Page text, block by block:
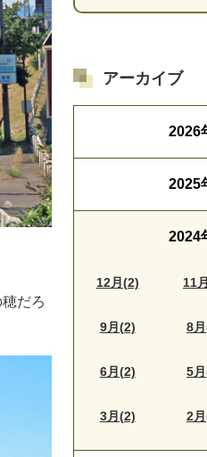
だろ
アーカイブ
2026
2025
2024
12月(2) 11
9月(2) 8
6月(2) 5
3月(2) 2